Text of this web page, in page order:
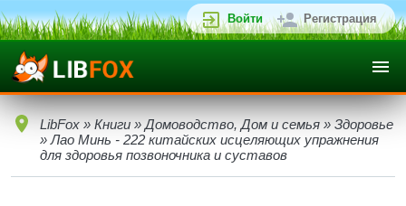
Войти Регистрация
LibFox » Книги » Домоводство, Дом и семья » Здоровье
» Лао Минь - 222 китайских исцеляющих упражнения
для здоровья позвоночника и суставов